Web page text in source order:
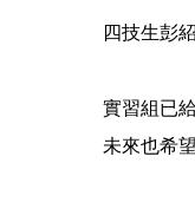
四技生彭
實習組已
未來也希